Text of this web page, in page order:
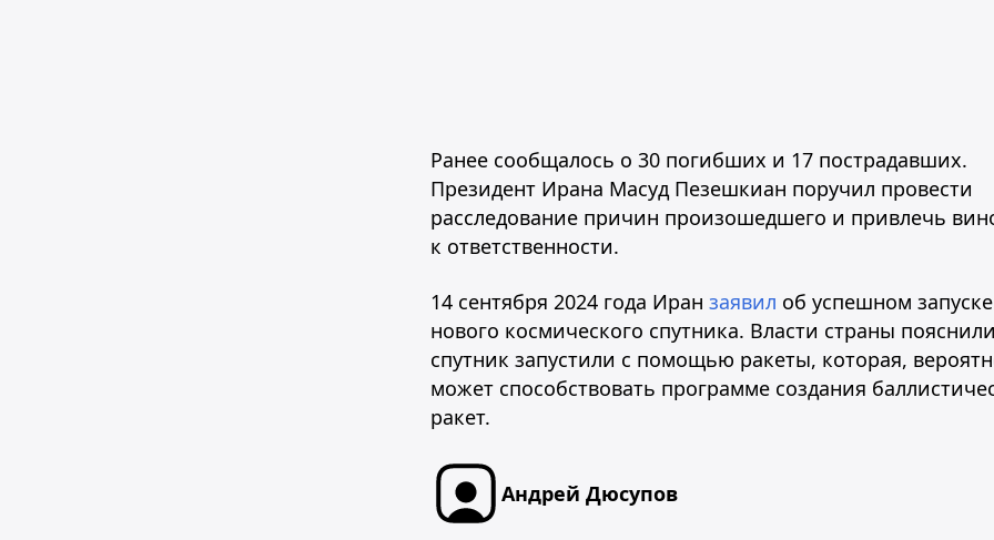
Ранее сообщалось о 30 погибших и 17 пострадавших.
Президент Ирана Масуд Пезешкиан поручил провести
расследование причин произошедшего и привлечь
к ответственности.
14 сентября 2024 года Иран заявил об успешном запуске
нового космического спутника. Власти страны
спутник запустили с помощью ракеты, которая,
может способствовать программе создания
ракет.
Андрей Дюсупов